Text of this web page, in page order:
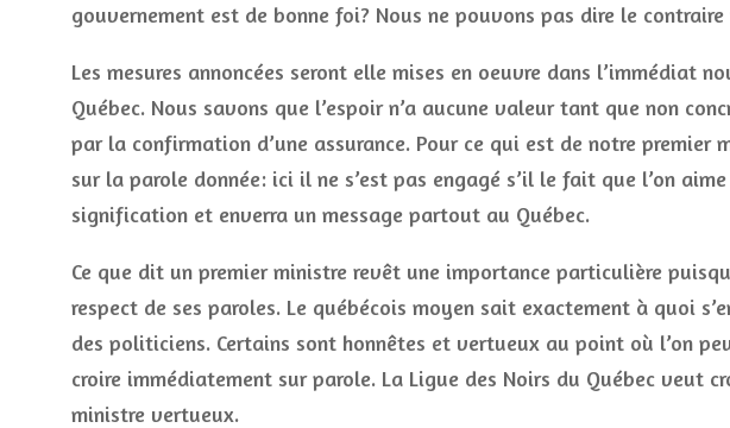
gouvernement est de bonne foi? Nous ne pouvons pas dire le
Les mesures annoncées seront elle mises en oeuvre dans l’immédiat
Québec. Nous savons que l’espoir n’a aucune valeur tant que non
par la confirmation d’une assurance. Pour ce qui est de notre premier
sur la parole donnée: ici il ne s’est pas engagé s’il le fait que l’on
signification et enverra un message partout au Québec.
Ce que dit un premier ministre revêt une importance particulière
respect de ses paroles. Le québécois moyen sait exactement à quoi
des politiciens. Certains sont honnêtes et vertueux au point où l’on
croire immédiatement sur parole. La Ligue des Noirs du Québec veut
ministre vertueux.